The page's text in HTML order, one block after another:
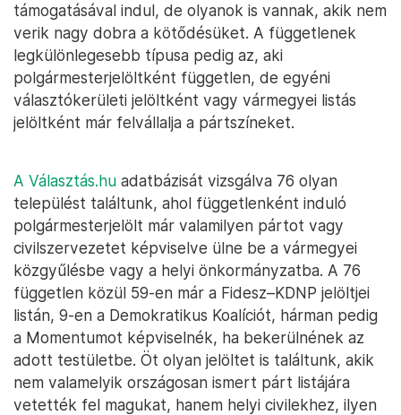
támogatásával indul, de olyanok is vannak, akik nem
verik nagy dobra a kötődésüket. A függetlenek
legkülönlegesebb típusa pedig az, aki
polgármesterjelöltként független, de egyéni
választókerületi jelöltként vagy vármegyei listás
jelöltként már felvállalja a pártszíneket.
A Választás.hu adatbázisát vizsgálva 76 olyan
települést találtunk, ahol függetlenként induló
polgármesterjelölt már valamilyen pártot vagy
civilszervezetet képviselve ülne be a vármegyei
közgyűlésbe vagy a helyi önkormányzatba. A 76
független közül 59-en már a Fidesz–KDNP jelöltjei
listán, 9-en a Demokratikus Koalíciót, hárman pedig
a Momentumot képviselnék, ha bekerülnének az
adott testületbe. Öt olyan jelöltet is találtunk, akik
nem valamelyik országosan ismert párt listájára
vetették fel magukat, hanem helyi civilekhez, ilyen